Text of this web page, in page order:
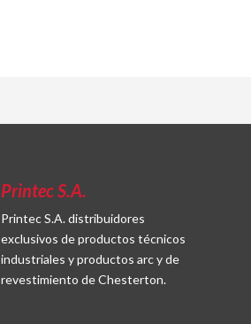
Printec S.A.
Printec S.A. distribuidores
exclusivos de productos técnicos
industriales y productos arc y de
revestimiento de Chesterton.